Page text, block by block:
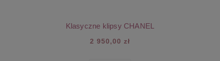
Klasyczne klipsy CHANEL
2 950,00 zł